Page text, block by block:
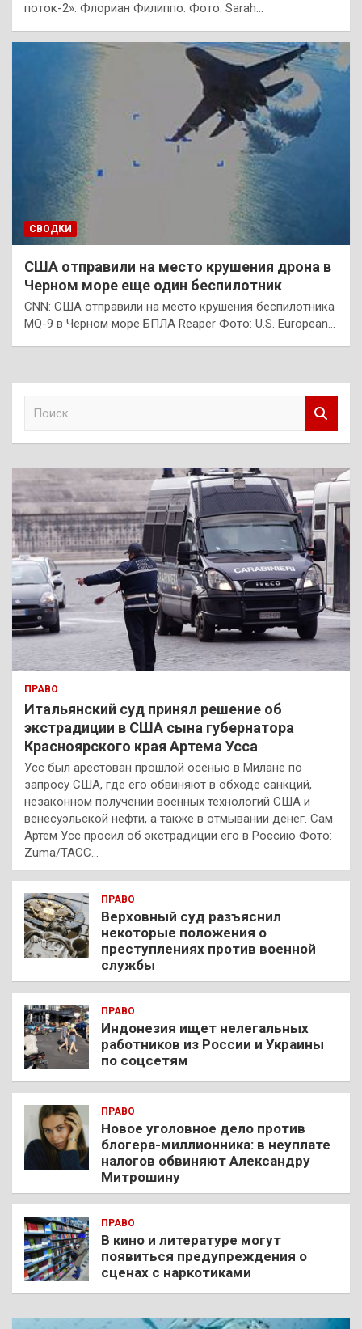
поток-2»: Флориан Филиппо. Фото: Sarah…
СВОДКИ
США отправили на место крушения дрона в
Черном море еще один беспилотник
CNN: США отправили на место крушения беспилотника
MQ-9 в Черном море БПЛА Reaper Фото: U.S. European…
к
ПРАВО
Итальянский суд принял решение об
экстрадиции в США сына губернатора
Красноярского края Артема Усса
Усс был арестован прошлой осенью в Милане по
запросу США, где его обвиняют в обходе санкций,
незаконном получении военных технологий США и
венесуэльской нефти, а также в отмывании денег. Сам
Артем Усс просил об экстрадиции его в Россию Фото:
Zuma/ТАСС…
ПРАВО
Верховный суд разъяснил
некоторые положения о
преступлениях против военной
службы
ПРАВО
Индонезия ищет нелегальных
работников из России и Украины
по соцсетям
ПРАВО
Новое уголовное дело против
блогера-миллионника: в неуплате
налогов обвиняют Александру
Митрошину
ПРАВО
В кино и литературе могут
появиться предупреждения о
сценах с наркотиками